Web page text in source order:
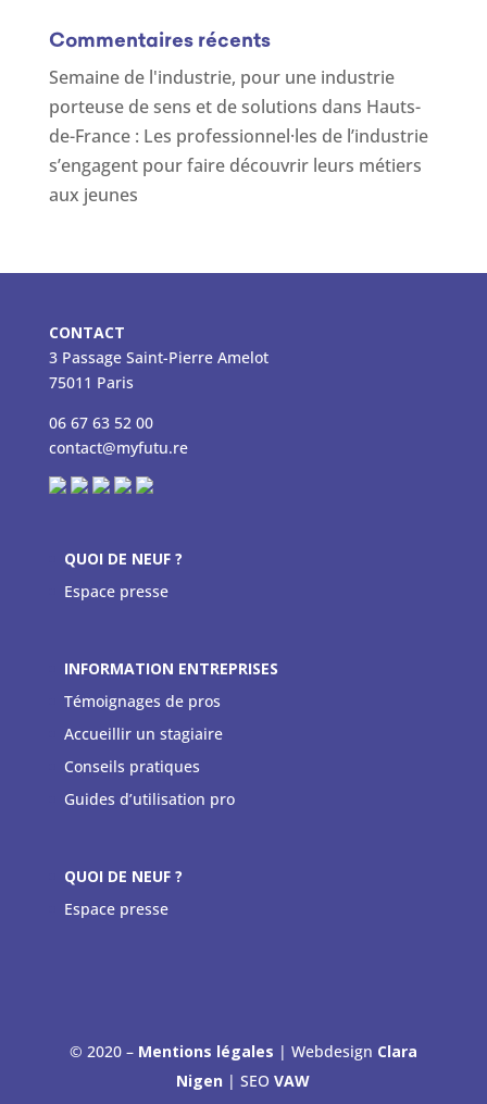
Commentaires récents
Semaine de l'industrie, pour une industrie
porteuse de sens et de solutions dans Hauts-
de-France : Les professionnel·les de l’industrie
s’engagent pour faire découvrir leurs métiers
aux jeunes
CONTACT
3 Passage Saint-Pierre Amelot
75011 Paris
06 67 63 52 00
contact@myfutu.re
QUOI DE NEUF ?
Espace presse
INFORMATION ENTREPRISES
Témoignages de pros
Accueillir un stagiaire
Conseils pratiques
Guides d’utilisation pro
QUOI DE NEUF ?
Espace presse
© 2020 – Mentions légales | Webdesign Clara
Nigen | SEOVAW